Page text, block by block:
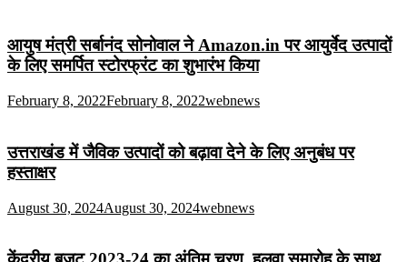
आयुष मंत्री सर्बानंद सोनोवाल ने Amazon.in पर आयुर्वेद उत्पादों
के लिए समर्पित स्टोरफ्रंट का शुभारंभ किया
February 8, 2022February 8, 2022webnews
उत्तराखंड में जैविक उत्पादों को बढ़ावा देने के लिए अनुबंध पर
हस्ताक्षर
August 30, 2024August 30, 2024webnews